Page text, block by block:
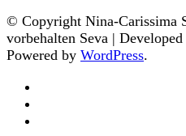
© Copyright Nina-Carissima
vorbehalten Seva |
Powered by WordPress.